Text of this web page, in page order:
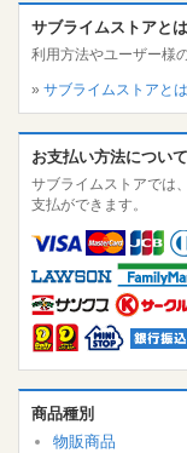
サブライムストアと
利用方法やユーザー様
» サブライムストアと
お支払い方法について
サブライムストアでは
支払ができます。
商品種別
物販商品